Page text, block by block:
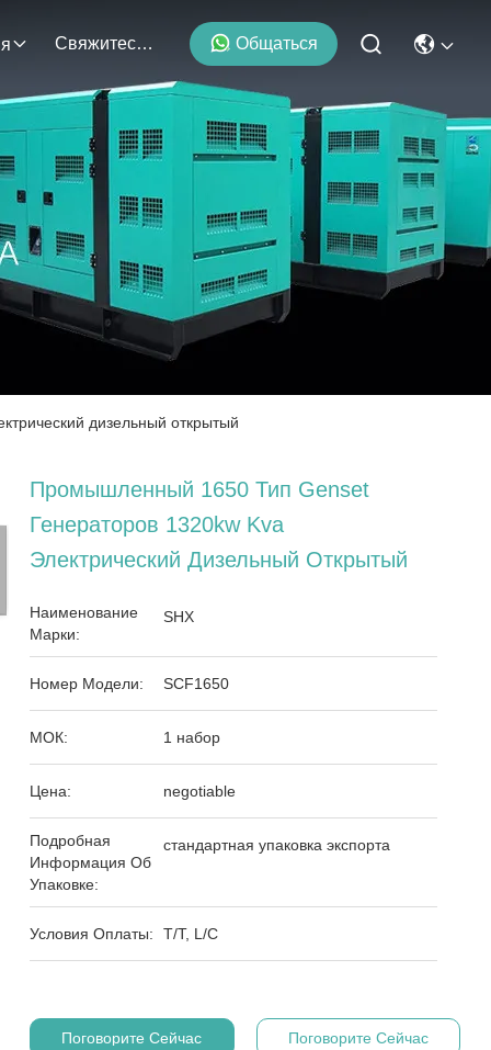
Свяжитесь С Нами Общаться
дизельный открытый
Промышленный 1650 Тип Genset
Генераторов 1320kw Kva
Электрический Дизельный Открытый
Наименование
Марки:
SHX
Номер Модели: SCF1650
МОК: 1 набор
Цена: negotiable
Подробная
Информация Об
Упаковке:
стандартная упаковка экспорта
Условия Оплаты: T/T, L/C
Поговорите Сейчас Поговорите Сейчас